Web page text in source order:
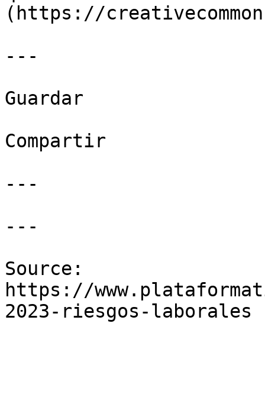
(https://
---
Guardar
Compartir
---
---
Source:
https://